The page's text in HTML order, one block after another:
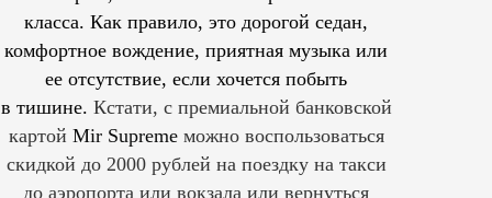
класса. Как правило, это дорогой седан,
комфортное вождение, приятная музыка или
ее отсутствие, если хочется побыть
в тишине. Кстати, с премиальной банковской
картой Mir Supreme можно воспользоваться
скидкой до 2000 рублей на поездку на такси
до аэропорта или вокзала или вернуться